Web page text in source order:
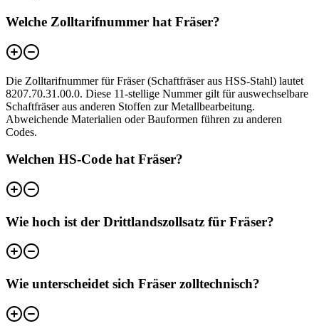
Welche Zolltarifnummer hat Fräser?
Die Zolltarifnummer für Fräser (Schaftfräser aus HSS-Stahl) lautet
8207.70.31.00.0. Diese 11-stellige Nummer gilt für auswechselbare
Schaftfräser aus anderen Stoffen zur Metallbearbeitung.
Abweichende Materialien oder Bauformen führen zu anderen
Codes.
Welchen HS-Code hat Fräser?
Wie hoch ist der Drittlandszollsatz für Fräser?
Wie unterscheidet sich Fräser zolltechnisch?